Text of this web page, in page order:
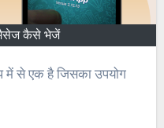
मैसेज कैसे भेजें